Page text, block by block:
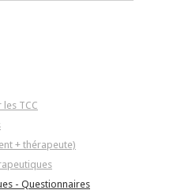
TCC
+ thérapeute)
- Questionnaires